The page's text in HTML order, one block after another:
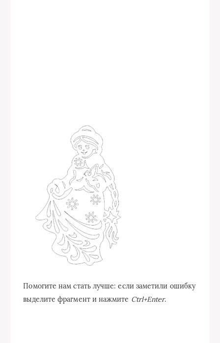
Помогите нам стать лучше: если заметили ошибку
выделите фрагмент и нажмите Ctrl+Enter.